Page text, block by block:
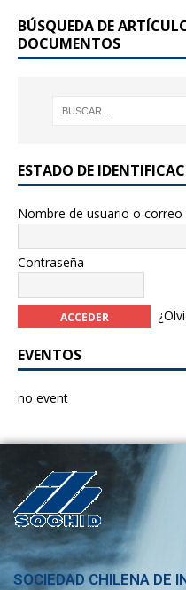
o
k
BÚSQUEDA DE
DOCUMENTOS
ESTADO DE
Nombre de usuario o correo
Contraseña
EVENTOS
no event
SOCIEDAD CHILENA DE